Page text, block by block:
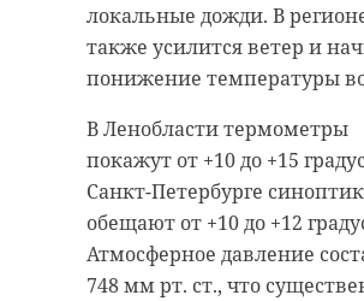
локальные дожди. В
также усилится ветер и
понижение температуры
В Ленобласти термометры
покажут от +10 до +15
Санкт-Петербурге
обещают от +10 до +12
Атмосферное давление
748 мм рт. ст., что